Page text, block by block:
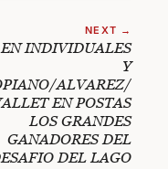
NEXT →
INDIVIDUALES
Y
ALVAREZ/
EN POSTAS
LOS GRANDES
GANADORES DEL
DEL LAGO